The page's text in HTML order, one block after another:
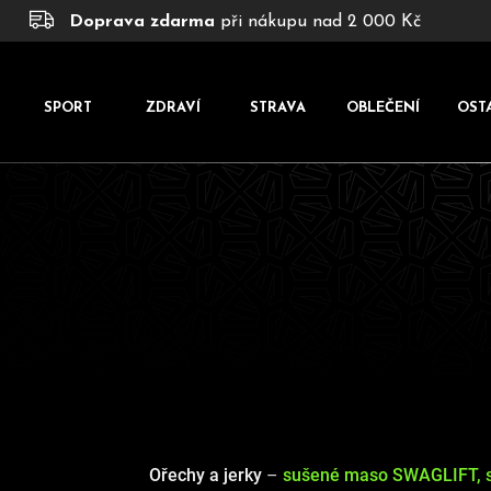
Přejít
Doprava zdarma při nákupu nad 2 000 Kč
SPORT ZDRAVÍ STRAVA OBLEČENÍ
Ořechy a jerky– sušené maso
o